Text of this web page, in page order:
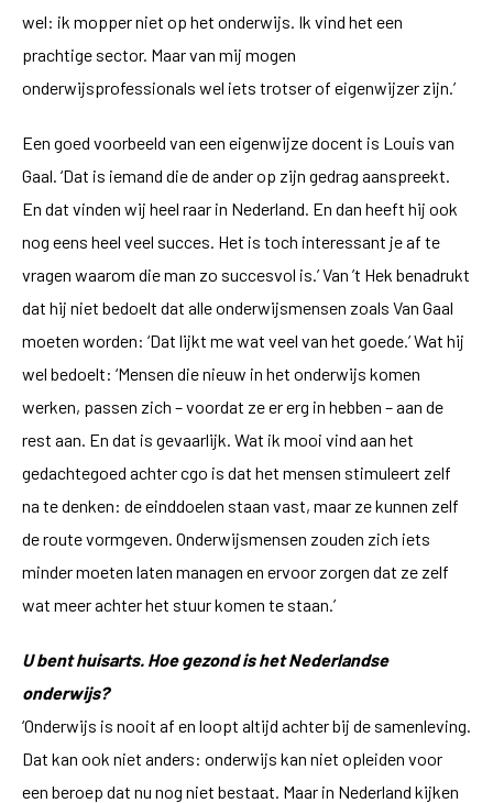
wel: ik mopper niet op het onderwijs. Ik vind het een
prachtige sector. Maar van mij mogen
onderwijsprofessionals wel iets trotser of eigenwijzer zijn.’
Een goed voorbeeld van een eigenwijze docent is Louis van
Gaal. ‘Dat is iemand die de ander op zijn gedrag aanspreekt.
En dat vinden wij heel raar in Nederland. En dan heeft hij ook
nog eens heel veel succes. Het is toch interessant je af te
vragen waarom die man zo succesvol is.’ Van ’t Hek benadrukt
dat hij niet bedoelt dat alle onderwijsmensen zoals Van Gaal
moeten worden: ‘Dat lijkt me wat veel van het goede.’ Wat hij
wel bedoelt: ‘Mensen die nieuw in het onderwijs komen
werken, passen zich – voordat ze er erg in hebben – aan de
rest aan. En dat is gevaarlijk. Wat ik mooi vind aan het
gedachtegoed achter cgo is dat het mensen stimuleert zelf
na te denken: de einddoelen staan vast, maar ze kunnen zelf
de route vormgeven. Onderwijsmensen zouden zich iets
minder moeten laten managen en ervoor zorgen dat ze zelf
wat meer achter het stuur komen te staan.’
U bent huisarts. Hoe gezond is het Nederlandse
onderwijs?
‘Onderwijs is nooit af en loopt altijd achter bij de samenleving.
Dat kan ook niet anders: onderwijs kan niet opleiden voor
een beroep dat nu nog niet bestaat. Maar in Nederland kijken